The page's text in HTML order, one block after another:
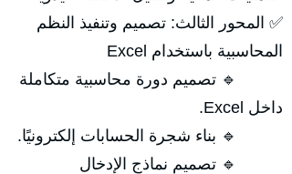
✅ المحور الثالث: تصميم وتنفيذ النظم
المحاسبية باستخدام Excel
🔹 تصميم دورة محاسبية متكاملة
داخل Excel.
🔹 بناء شجرة الحسابات إلكترونيًا.
🔹 تصميم نماذج الإدخال